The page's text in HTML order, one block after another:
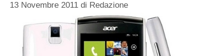
13 Novembre 2011 di Redazione